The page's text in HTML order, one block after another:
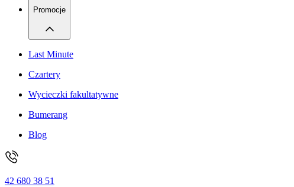
Promocje
Last Minute
Czartery
Wycieczki fakultatywne
Bumerang
Blog
42 680 38 51